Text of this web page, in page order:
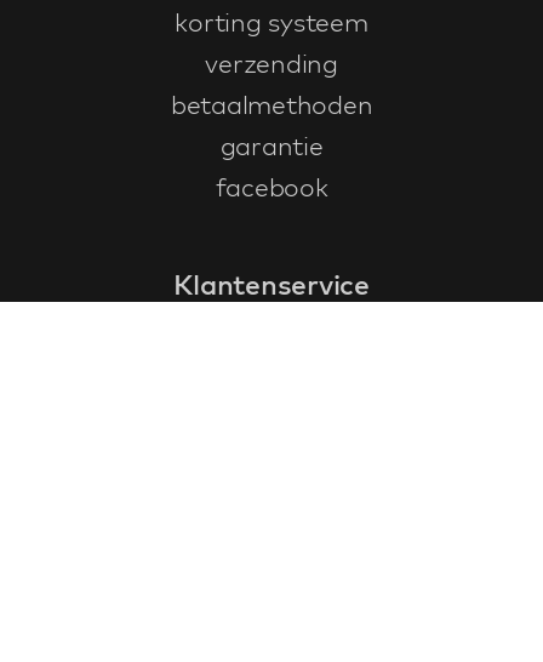
korting systeem
verzending
betaalmethoden
garantie
facebook
Klantenservice